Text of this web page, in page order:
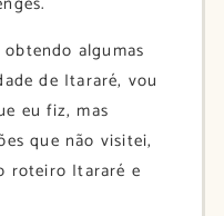
algumas
de Itararé, vou
eu fiz, mas
que não visitei,
roteiro Itararé e